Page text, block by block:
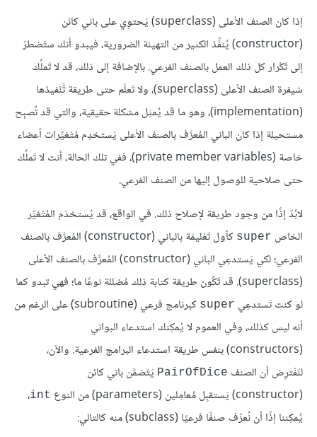
إذا كان الصنف الأعلى (superclass) يَحتوِي على باني كائن
(constructor) يُنفِّذ الكثير من التهيئة الضرورية، فيبدو أنك ستَضطرّ
إلى تَكْرار كل ذلك العمل بالصنف الفرعي. بالإضافة إلى ذلك، قد لا تَملُك
شيفرة الصنف الأعلى (superclass)، ولا تَعلَم حتى طريقة تَّنْفيذها
(implementation)، وهو ما قد يُمثِل مشكلة حقيقية، والتي قد تُصبِح
مستحيلة إذا كان الباني المُعرَّف بالصنف الأعلى يَستخدِم مُتْغيِّرات أعضاء
خاصة (private member variables)، ففي تلك الحالة، أنت لا تَملُك
حتى صلاحية للوصول إليها من الصنف الفرعي.
لابُدّ إذًا من وجود طريقة لإصلاح ذلك. في الواقع، قد يُستخدَم المُتْغيِّر
الخاص super
كأول تَعْليمَة بالباني (constructor) المُعرَّف بالصنف
الفرعي؛ لكي يَستدعِي الباني (constructor) المُعرَّف بالصنف الأعلى
(superclass). قد تَكُون طريقة كتابة ذلك مُضللة نوعًا ما؛ فهي تبدو كما
لو كنت تَستدعِي super
كبرنامج فرعي (subroutine) على الرغم من
أنه ليس كذلك، وفي العموم لا يُمكِنك استدعاء البواني
(constructors) بنفس طريقة استدعاء البرامج الفرعية. والآن،
لنَفْترِض أن الصنف PairOfDice يَتَضمَّن باني كائن
(constructor) يَستقبِل مُعامِلين (parameters) من النوع
int،
يُمكِننا إذًا أن نُعرِّف صنفًا فرعيًا (subclass) منه كالتالي: